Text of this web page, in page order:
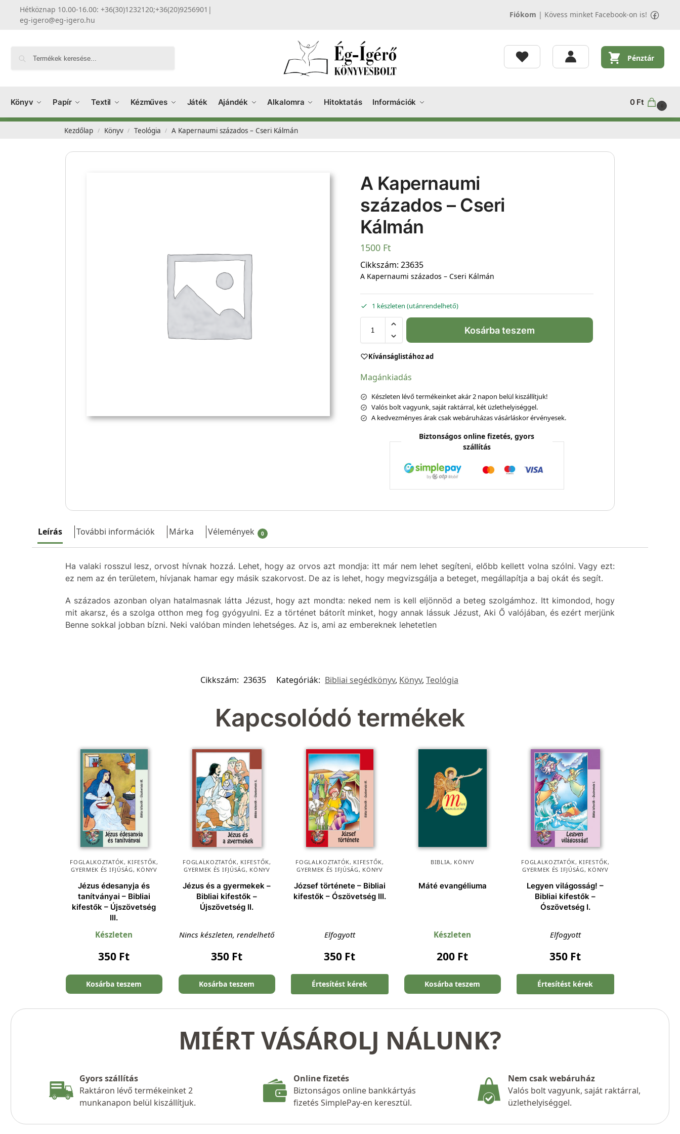
Hétköznap 10.00-16.00: +36(30)1232120;+36(20)9256901 |
eg-igero@eg-igero.hu
Fiókom | Kövess minket Facebook-on is!
Pénztár
Könyv Papír Textil Kézműves Játék Ajándék Alkalomra Hitoktatás Információk 0 Ft 0
Kezdőlap / Könyv / Teológia / A Kapernaumi százados – Cseri Kálmán
A Kapernaumi
százados – Cseri
Kálmán
1500 Ft
Cikkszám: 23635
A Kapernaumi százados – Cseri Kálmán
1 készleten (utánrendelhető)
Kosárba teszem
Kívánságlistához ad
Magánkiadás
Készleten lévő termékeinket akár 2 napon belül kiszállítjuk!
Valós bolt vagyunk, saját raktárral, két üzlethelyiséggel.
A kedvezményes árak csak webáruházas vásárláskor érvényesek.
Biztonságos online fizetés, gyors
szállítás
Leírás További információk Márka Vélemények 0
Ha valaki rosszul lesz,orvost hívnak hozzá. Lehet, hogy az orvos azt mondja: itt már nem lehet segíteni,előbb kellett volna szólni.Vagy ezt:
ez nem az én területem, hívjanak hamar egy másik szakorvost. De az is lehet, hogy megvizsgálja a beteget, megállapítja a baj okát és segít.
A százados azonban olyan hatalmasnak látta Jézust, hogy azt mondta: neked nem is kell eljönnöd a beteg szolgámhoz. Itt kimondod, hogy
mit akarsz, ésa szolga otthon meg fog gyógyulni. Ez a történet bátorít minket, hogy annak lássuk Jézust, Aki Ő valójában, és ezért merjünk
Benne sokkal jobban bízni. Neki valóban minden lehetséges. Az is, ami az embereknek lehetetlen
Cikkszám: 23635 Kategóriák: Bibliai segédkönyv, Könyv,Teológia
Kapcsolódó termékek
FOGLALKOZTATÓK, KIFESTŐK,
GYERMEK ÉS IFJÚSÁG, KÖNYV
Jézus édesanyja és
tanítványai – Bibliai
kifestők – Újszövetség
III.
Készleten
350 Ft
Kosárba teszem
FOGLALKOZTATÓK, KIFESTŐK,
GYERMEK ÉS IFJÚSÁG, KÖNYV
Jézus és a gyermekek –
Bibliai kifestők –
Újszövetség II.
Nincs készleten, rendelhető
350 Ft
Kosárba teszem
FOGLALKOZTATÓK, KIFESTŐK,
GYERMEK ÉS IFJÚSÁG, KÖNYV
József története – Bibliai
kifestők – Ószövetség III.
Elfogyott
350 Ft
Értesítést kérek
BIBLIA, KÖNYV
Máté evangéliuma
Készleten
200 Ft
Kosárba teszem
FOGLALKOZTATÓK, KIFESTŐK,
GYERMEK ÉS IFJÚSÁG, KÖNYV
Legyen világosság! –
Bibliai kifestők –
Ószövetség I.
Elfogyott
350 Ft
Értesítést kérek
MIÉRT VÁSÁROLJ NÁLUNK?
Gyors szállítás
Raktáron lévő termékeinket 2
munkanapon belül kiszállítjuk.
Online fizetés
Biztonságos online bankkártyás
fizetés SimplePay-en keresztül.
Nem csak webáruház
Valós bolt vagyunk, saját raktárral,
üzlethelyiséggel.